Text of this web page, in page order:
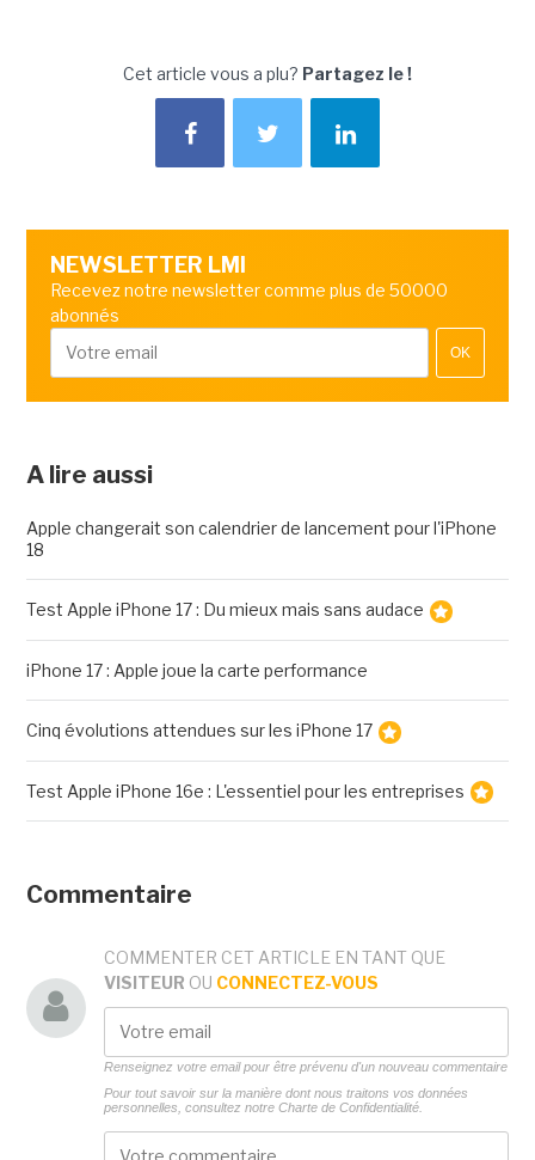
Cet article vous a plu? Partagez le !
NEWSLETTER LMI
Recevez notre newsletter comme plus de 50000
abonnés
OK
A lire aussi
Apple changerait son calendrier de lancement pour l'iPhone
18
Test Apple iPhone 17 : Du mieux mais sans audace
iPhone 17 : Apple joue la carte performance
Cinq évolutions attendues sur les iPhone 17
Test Apple iPhone 16e : L'essentiel pour les entreprises
Commentaire
COMMENTER CET ARTICLE EN TANT QUE
VISITEUR OU CONNECTEZ-VOUS
Renseignez votre email pour être prévenu d'un nouveau commentaire
Pour tout savoir sur la manière dont nous traitons vos données
personnelles, consultez notre Charte de Confidentialité.